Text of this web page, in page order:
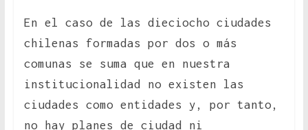
En el caso de las dieciocho ciudades
chilenas formadas por dos o más
comunas se suma que en nuestra
institucionalidad no existen las
ciudades como entidades y, por tanto,
no hay planes de ciudad ni